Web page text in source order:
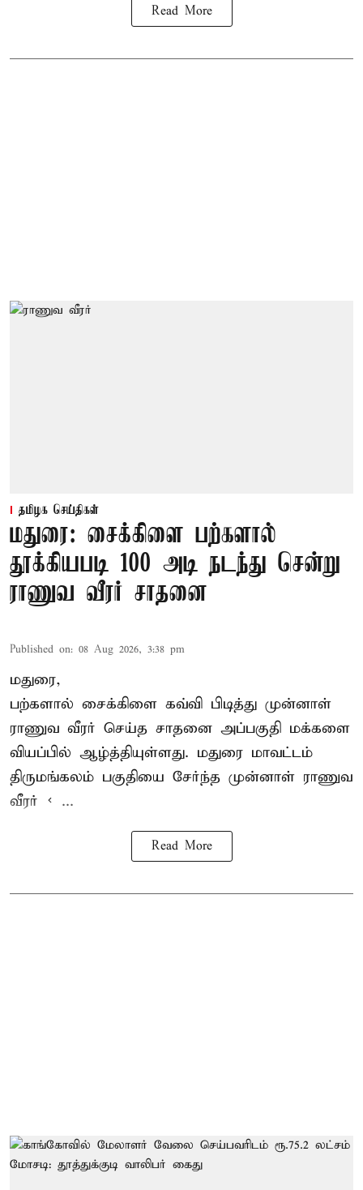
Read More
தமிழக செய்திகள்
மதுரை: சைக்கிளை பற்களால்
தூக்கியபடி 100 அடி நடந்து சென்று
ராணுவ வீரர் சாதனை
Published on: 08 Aug 2026, 3:38 pm
மதுரை,
பற்களால் சைக்கிளை கவ்வி பிடித்து முன்னாள்
ராணுவ வீரர் செய்த சாதனை அப்பகுதி மக்களை
வியப்பில் ஆழ்த்தியுள்ளது. மதுரை மாவட்டம்
திருமங்கலம் பகுதியை சேர்ந்த முன்னாள் ராணுவ
வீரர் < ...
Read More